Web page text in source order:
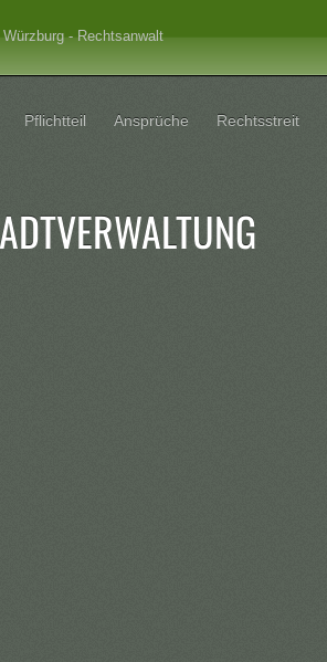
- Rechtsanwalt
Pflichtteil Ansprüche Rechtsstreit